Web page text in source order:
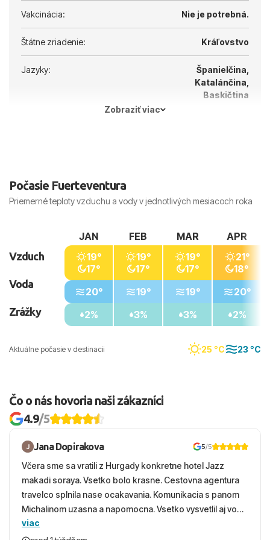
Vakcinácia: Nie je potrebná.
Štátne zriadenie: Kráľovstvo
Jazyky:
Španielčina,
Katalánčina,
Baskičtina
Zobraziť viac
Počasie Fuerteventura
Priemerné teploty vzduchu a vody v jednotlivých mesiacoch roka
Aktuálne počasie v destinacii 25 °C 23 °C
Vzduch
Voda
Zrážky
JAN
19°
17°
20°
2%
FEB
19°
17°
19°
3%
MAR
19°
17°
19°
3%
APR
21°
18°
20°
2%
Čo o nás hovoria naši zákazníci
4.9/5
Jana Dopirakova 5/5
Včera sme sa vratili z Hurgady konkretne hotel Jazz
makadi soraya. Vsetko bolo krasne. Cestovna agentura
travelco splnila nase ocakavania. Komunikacia s panom
Michalinom uzasna a napomocna. Vsetko vysvetlil aj vo
vecernych hodinach zaco sa ospravedlnujem. Hotel
krasny, cisty. Sluzby top. Strava, prostredie, more,
viac